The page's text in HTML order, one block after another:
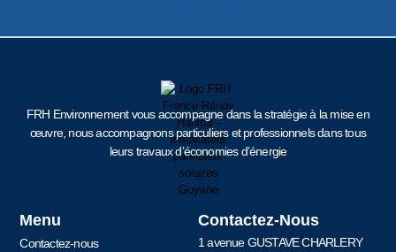
FRH Environnement vous accompagne dans la stratégie à la mise en
œuvre, nous accompagnons particuliers et professionnels dans tous
leurs travaux d’économies d’énergie
Menu
Contactez-nous
Contactez-Nous
1 avenue GUSTAVE CHARLERY